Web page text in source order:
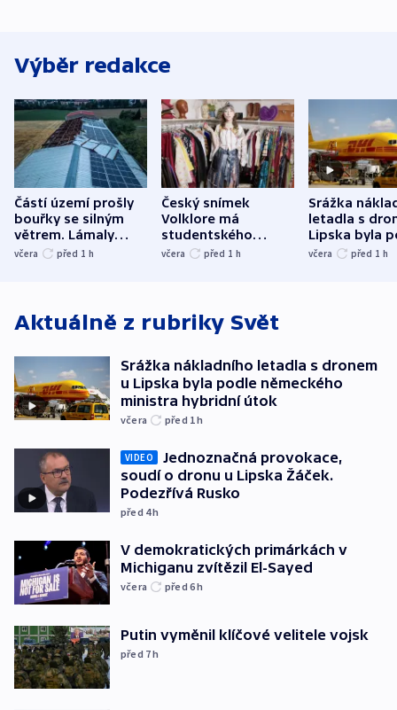
Výběr redakce
Částí území prošly
bouřky se silným
větrem. Lámaly
stromy a poničily
včera před 1 h
Český snímek
Volklore má
studentského
Oscara, zabojuje o
včera před 1 h
Srážka
letadla s
Lipska byla
německého
včera před 1 h
Aktuálně z rubriky Svět
Srážka nákladního letadla s dronem
u Lipska byla podle německého
ministra hybridní útok
včera před 1h
VIDEO
Jednoznačná provokace,
soudí o dronu u Lipska Žáček.
Podezřívá Rusko
před 4h
V demokratických primárkách v
Michiganu zvítězil El-Sayed
včera před 6h
Putin vyměnil klíčové velitele vojsk
před 7h